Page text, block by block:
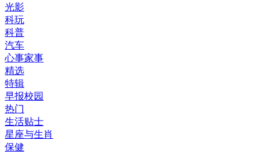
光影
科玩
科普
汽车
心事家事
精选
特辑
早报校园
热门
生活贴士
星座与生肖
保健